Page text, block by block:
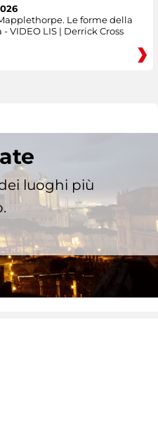
Le forme della
- VIDEO LIS | Derrick Cross
luoghi più